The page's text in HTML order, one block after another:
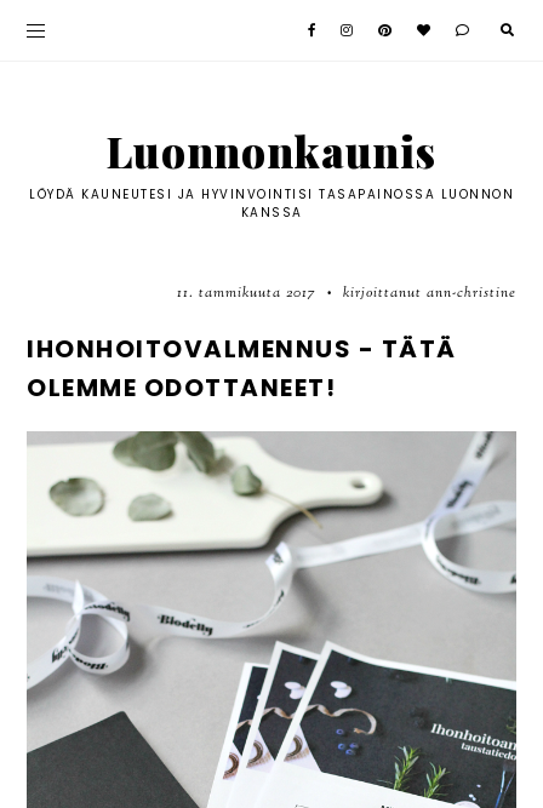
Luonnonkaunis
LÖYDÄ KAUNEUTESI JA HYVINVOINTISI TASAPAINOSSA LUONNON
KANSSA
11. tammikuuta 2017 • kirjoittanut ann-christine
IHONHOITOVALMENNUS - TÄTÄ
OLEMME ODOTTANEET!